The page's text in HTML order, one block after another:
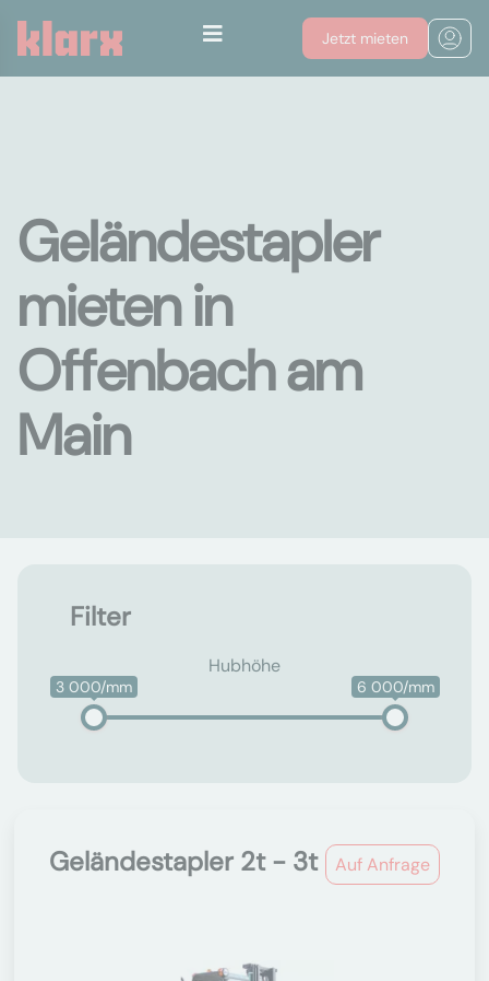
Jetzt mieten
Geländestapler
mieten in
Offenbach am
Main
Filter
Hubhöhe
3 000/mm 6 000/mm
Auf Anfrage
Geländestapler 2t - 3t